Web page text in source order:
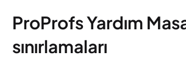
ProProfs Yardım
sınırlamaları